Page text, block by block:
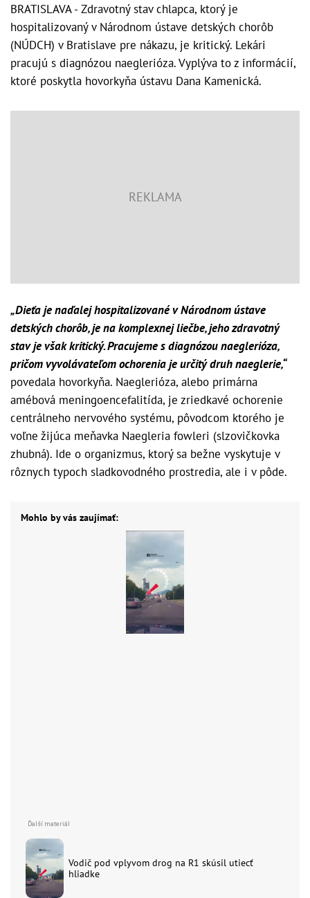
BRATISLAVA - Zdravotný stav chlapca, ktorý je
hospitalizovaný v Národnom ústave detských chorôb
(NÚDCH) v Bratislave pre nákazu, je kritický. Lekári
pracujú s diagnózou naeglerióza. Vyplýva to z informácií,
ktoré poskytla hovorkyňa ústavu Dana Kamenická.
„Dieťa je naďalej hospitalizované v Národnom ústave
detských chorôb, je na komplexnej liečbe, jeho zdravotný
stav je však kritický. Pracujeme s diagnózou naeglerióza,
pričom vyvolávateľom ochorenia je určitý druh naeglerie,“
povedala hovorkyňa. Naeglerióza, alebo primárna
amébová meningoencefalitída, je zriedkavé ochorenie
centrálneho nervového systému, pôvodcom ktorého je
voľne žijúca meňavka Naegleria fowleri (slzovičkovka
zhubná). Ide o organizmus, ktorý sa bežne vyskytuje v
rôznych typoch sladkovodného prostredia, ale i v pôde.
Mohlo by vás zaujímať:
Vodič pod vplyvom drog na R1 skúsil utiecť
hliadke